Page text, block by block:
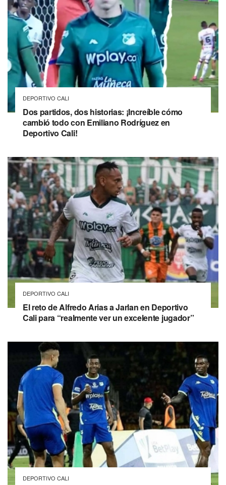
DEPORTIVO CALI
Dos partidos, dos historias: ¡Increíble cómo
cambió todo con Emiliano Rodríguez en
Deportivo Cali!
DEPORTIVO CALI
El reto de Alfredo Arias a Jarlan en Deportivo
Cali para “realmente ver un excelente jugador”
DEPORTIVO CALI